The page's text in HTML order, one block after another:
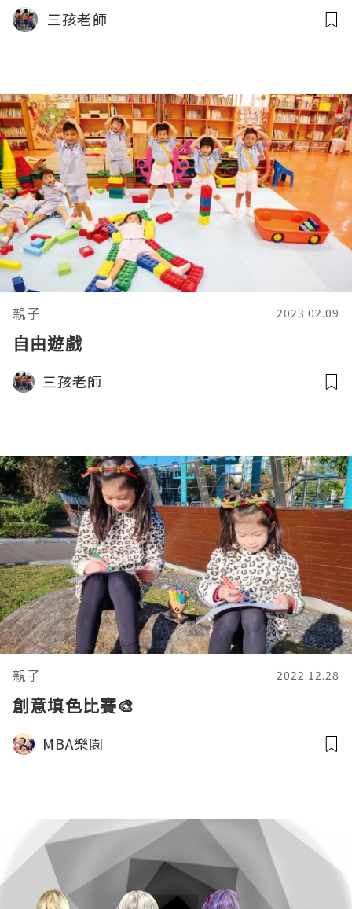
三孩老師
親子 2023.02.09
自由遊戲
三孩老師
親子 2022.12.28
創意填色比賽🎨
MBA樂園